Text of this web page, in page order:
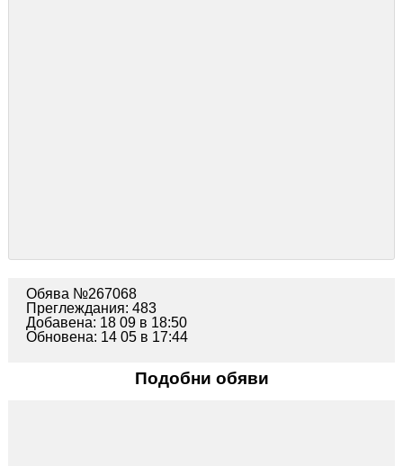
Обява №267068
Преглеждания: 483
Добавена: 18 09 в 18:50
Обновена: 14 05 в 17:44
Подобни обяви